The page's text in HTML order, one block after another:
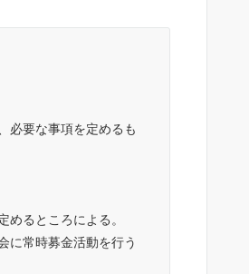
必要な事項を定めるも
るところによる。
に常時募金活動を行う